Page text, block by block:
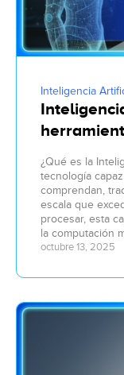
Inteligencia
¿Qué es la
tecnología
comprendan,
escala que
procesar, esta
la computación
octubre 13, 2025